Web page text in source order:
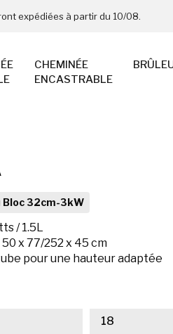
expédiées à partir du 10/08.
CHEMINÉE
ENCASTRABLE
Bloc 32cm-3kW
/ 1.5L
50 x 77/252 x 45 cm
pour une hauteur adaptée
18